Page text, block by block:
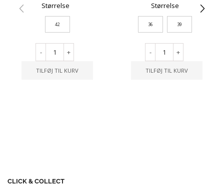
Størrelse
42
- +
TILFØJ TIL KURV
Størrelse
36 39
- +
TILFØJ TIL KURV
CLICK & COLLECT